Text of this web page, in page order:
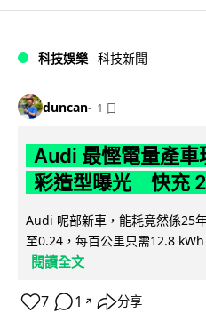
科技娛樂 科技新聞
duncan 1 日
Audi 最慳電量產
彩造型曝光 快充
Audi 呢部新車，能耗竟然係25
至0.24，每百公里只需12.8
閱讀全文
7 1 ↗ 分享